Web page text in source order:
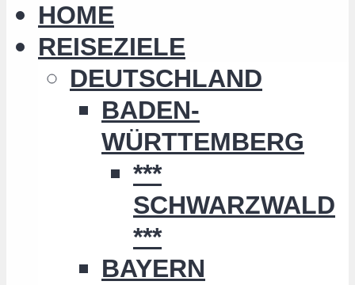
HOME
REISEZIELE
DEUTSCHLAND
BADEN-
WÜRTTEMBERG
***
SCHWARZWALD
***
BAYERN